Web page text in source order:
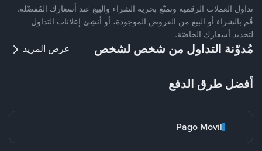
تداول العملات الرقمية وتمتّع بحرية الشراء والبيع عند أسعارك المُفضّلة.
قُم بالشراء أو البيع من العروض الموجودة، أو أنشِئ إعلانات التداول
لتحديد أسعارك الخاصّة.
مُدوّنة التداول من شخص لشخص عرض المزيد
أفضل طرق الدفع
Pago Movil